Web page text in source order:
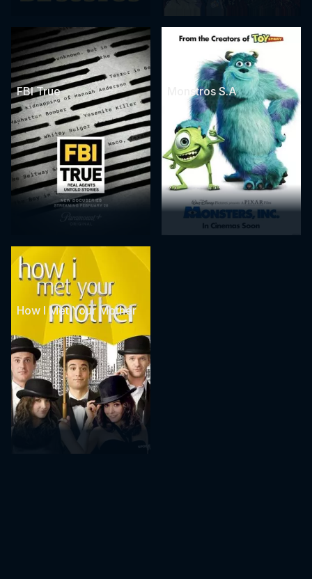
FBI True Monstros S.A
How I Met Your Mother